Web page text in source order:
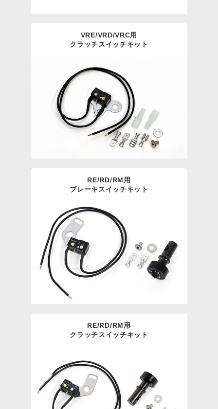
VRE/VRD/VRC用
クラッチスイッチキット
RE/RD/RM用
ブレーキスイッチキット
RE/RD/RM用
クラッチスイッチキット